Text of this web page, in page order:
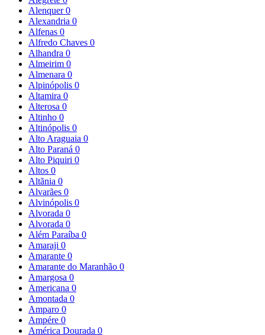
Alenquer0
Alexandria 0
Alfenas 0
Alfredo Chaves 0
Alhandra 0
Almeirim 0
Almenara 0
Alpinópolis 0
Altamira 0
Alterosa 0
Altinho 0
Altinópolis 0
Alto Araguaia 0
Alto Paraná 0
Alto Piquiri 0
Altos 0
Altãnia 0
Alvarães 0
Alvinópolis 0
Alvorada 0
Alvorada 0
Além Paraíba 0
Amaraji 0
Amarante 0
Amarante do Maranhão 0
Amargosa 0
Americana 0
Amontada 0
Amparo 0
Ampére 0
América Dourada 0